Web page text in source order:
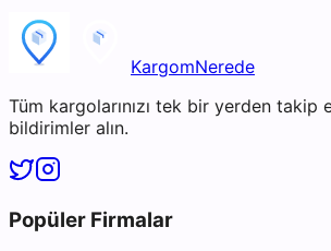
KargomNerede
Tüm kargolarınızı tek bir yerden takip
bildirimler alın.
Popüler Firmalar